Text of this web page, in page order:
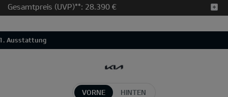
Gesamtpreis (UVP)**: 28.390 €
Ausstattung
VORNE HINTEN